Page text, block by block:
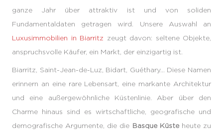
ganze Jahr über attraktiv ist und von soliden
Fundamentaldaten getragen wird. Unsere Auswahl an
Luxusimmobilien in Biarritz zeugt davon: seltene Objekte,
anspruchsvolle Käufer, ein Markt, der einzigartig ist.
Biarritz, Saint-Jean-de-Luz, Bidart, Guéthary… Diese Namen
erinnern an eine rare Lebensart, eine markante Architektur
und eine außergewöhnliche Küstenlinie. Aber über den
Charme hinaus sind es wirtschaftliche, geografische und
demografische Argumente, die die Basque Küsteheute zu